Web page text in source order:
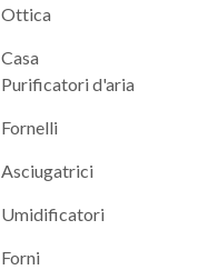
Ottica
Casa
Purificatori d'aria
Fornelli
Asciugatrici
Umidificatori
Forni